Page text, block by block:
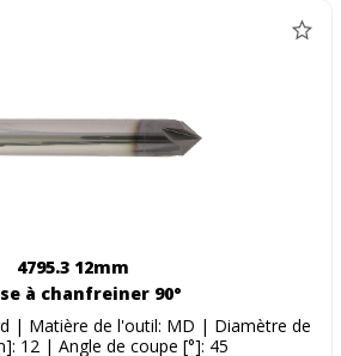
4795.3 12mm
à chanfreiner 90°
| Matière de l'outil: MD | Diamètre de
12 | Angle de coupe [°]: 45